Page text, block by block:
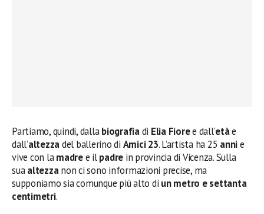
Partiamo, quindi, dallabiografiadi Elia Fioree dall’etàe
dall’altezzadel ballerino di Amici 23. L’artista ha 25 annie
vive con lamadree ilpadre in provincia di Vicenza. Sulla
suaaltezzanon ci sono informazioni precise, ma
supponiamo sia comunque più alto di un metro e settanta
centimetri.